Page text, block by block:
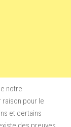
notre
pour le
et certains